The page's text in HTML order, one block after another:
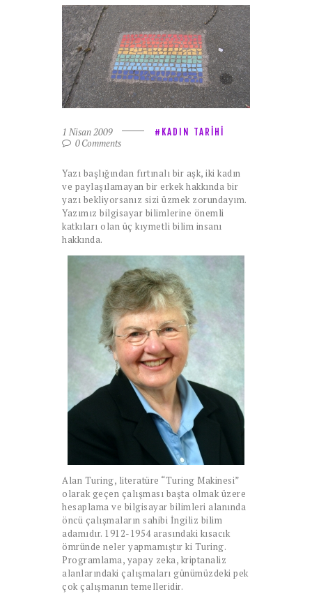
1 Nisan 2009 KADIN TARIHI
0Comments
Yazı başlığından fırtınalı bir aşk, iki kadın
ve paylaşılamayan bir erkek hakkında bir
yazı bekliyorsanız sizi üzmek zorundayım.
Yazımız bilgisayar bilimlerine önemli
katkıları olan üç kıymetli bilim insanı
hakkında.
Alan Turing, literatüre “Turing Makinesi”
olarak geçen çalışması başta olmak üzere
hesaplama ve bilgisayar bilimleri alanında
öncü çalışmaların sahibi İngiliz bilim
adamıdır. 1912-1954 arasındaki kısacık
ömründe neler yapmamıştır ki Turing.
Programlama, yapay zeka, kriptanaliz
alanlarındaki çalışmaları günümüzdeki pek
çok çalışmanın temelleridir.